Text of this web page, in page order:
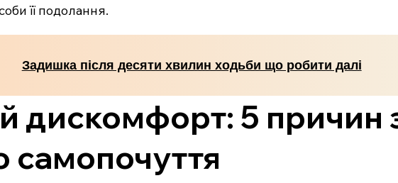
її подолання.
Задишка після десяти хвилин ходьби що робити далі
дискомфорт: 5 причин
самопочуття